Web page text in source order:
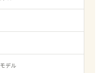
デル